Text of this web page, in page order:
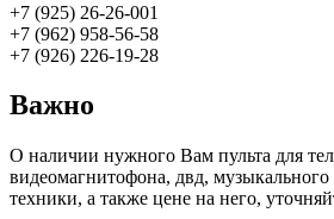
+7 (925) 26-26-001
+7 (962) 958-56-58
+7 (926) 226-19-28
Важно
О наличии нужного Вам пульта для
видеомагнитофона, двд, музыкального
техники, а также цене на него,